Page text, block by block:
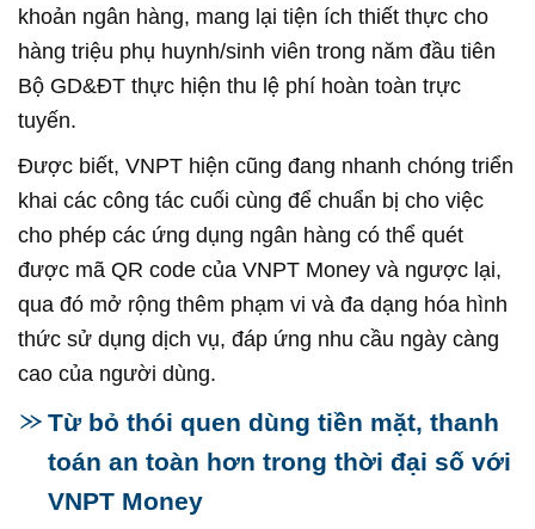
khoản ngân hàng, mang lại tiện ích thiết thực cho
hàng triệu phụ huynh/sinh viên trong năm đầu tiên
Bộ GD&ĐT thực hiện thu lệ phí hoàn toàn trực
tuyến.
Được biết, VNPT hiện cũng đang nhanh chóng triển
khai các công tác cuối cùng để chuẩn bị cho việc
cho phép các ứng dụng ngân hàng có thể quét
được mã QR code của VNPT Money và ngược lại,
qua đó mở rộng thêm phạm vi và đa dạng hóa hình
thức sử dụng dịch vụ, đáp ứng nhu cầu ngày càng
cao của người dùng.
Từ bỏ thói quen dùng tiền mặt, thanh
toán an toàn hơn trong thời đại số với
VNPT Money